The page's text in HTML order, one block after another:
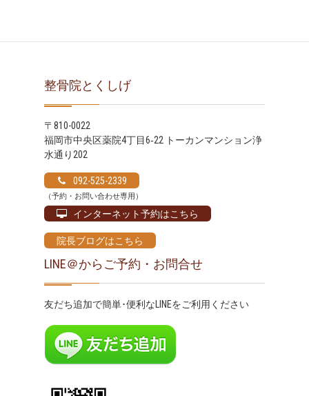
整骨院とくしげ
〒810-0022
福岡市中央区薬院4丁目6‐22 トーカンマンション浄
水通り202
092-525-2339
（予約・お問い合わせ専用）
インターネット予約はこちら
院長ブログはこちら
LINE＠からご予約・お問合せ
友だち追加で簡単･便利なLINEをご利用ください